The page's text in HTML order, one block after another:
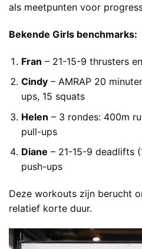
als meetpunten voor
Bekende Girls benchmarks:
Fran – 21-15-9 thrusters
Cindy– AMRAP 20
ups, 15 squats
Helen – 3 rondes: 400m
pull-ups
Diane – 21-15-9 deadlifts
push-ups
Deze workouts zijn berucht
relatief korte duur.